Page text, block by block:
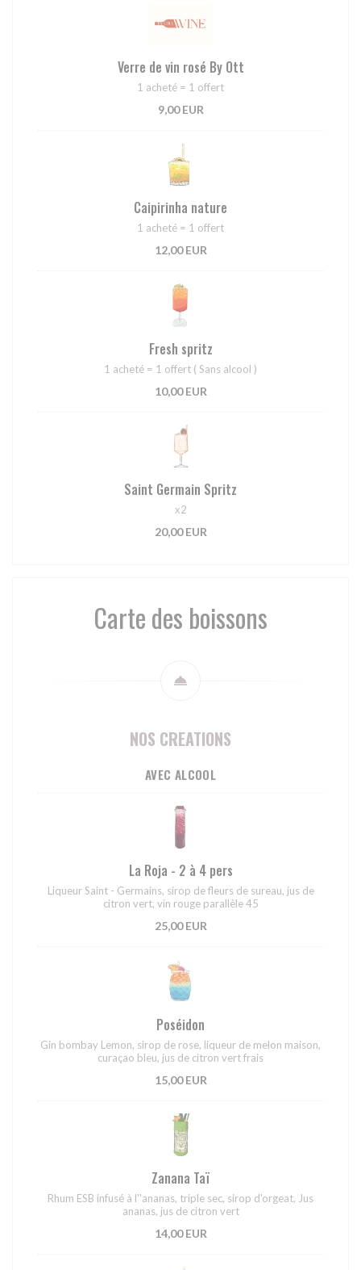
Verre de vin rosé By Ott
1 acheté = 1 offert
9,00 EUR
Caipirinha nature
1 acheté = 1 offert
12,00 EUR
Fresh spritz
1 acheté = 1 offert ( Sans alcool )
10,00 EUR
Saint Germain Spritz
x2
20,00 EUR
Carte des boissons
NOS CREATIONS
AVEC ALCOOL
La Roja - 2 à 4 pers
Liqueur Saint - Germains, sirop de fleurs de sureau, jus de
citron vert, vin rouge parallèle 45
25,00 EUR
Poséidon
Gin bombay Lemon, sirop de rose, liqueur de melon maison,
curaçao bleu, jus de citron vert frais
15,00 EUR
Zanana Taï
Rhum ESB infusé à l''ananas, triple sec, sirop d'orgeat, Jus
ananas, jus de citron vert
14,00 EUR